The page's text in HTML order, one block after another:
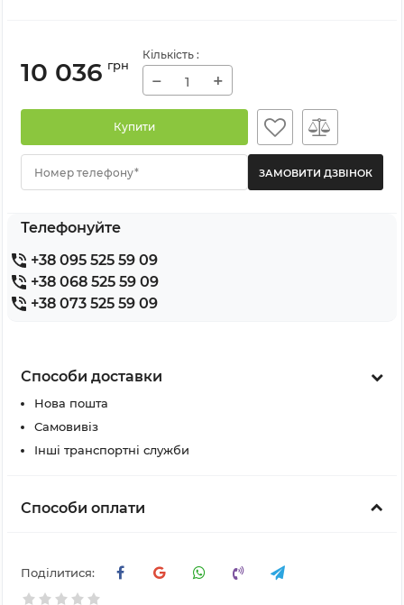
10 036 грн
Кількість :
− +
Купити
Номер телефону*
Телефонуйте
+38 095 525 59 09
+38 068 525 59 09
+38 073 525 59 09
Способи доставки
Нова пошта
Самовивіз
Інші транспортні служби
Способи оплати
Поділитися: